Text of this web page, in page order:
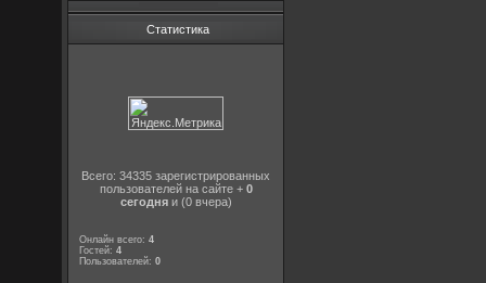
Статистика
Всего: 34335 зарегистрированных
пользователей на сайте + 0
сегодняи (0 вчера)
Онлайн всего:4
Гостей:4
Пользователей:0